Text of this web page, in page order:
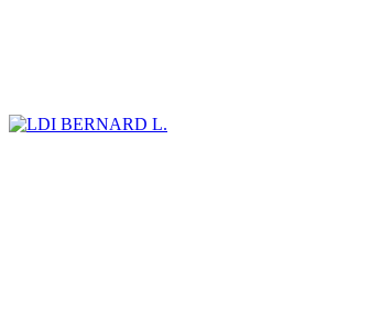
BERNARD L.